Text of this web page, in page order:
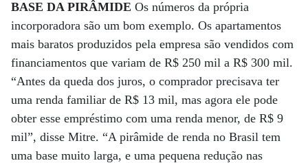
BASE DA PIRÂMIDE Os números da própria
incorporadora são um bom exemplo. Os apartamentos
mais baratos produzidos pela empresa são vendidos com
financiamentos que variam de R$ 250 mil a R$ 300 mil.
“Antes da queda dos juros, o comprador precisava ter
uma renda familiar de R$ 13 mil, mas agora ele pode
obter esse empréstimo com uma renda menor, de R$ 9
mil”, disse Mitre. “A pirâmide de renda no Brasil tem
uma base muito larga, e uma pequena redução nas